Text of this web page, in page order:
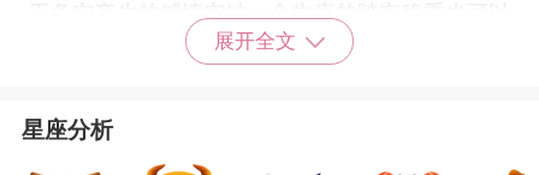
于务实产生的感情空缺，金牛座的踏实稳重也可以
让整天爱做梦的双鱼避免迷糊梦幻。金牛座和双鱼
温和的形式来进行，所以双方不会给对方太多的压
展开全文
星座分析